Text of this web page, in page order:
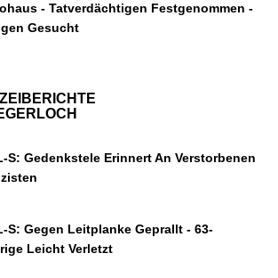
- Tatverdächtigen Festgenommen -
Gesucht
S: Gedenkstele Erinnert An Verstorbenen
S: Gegen Leitplanke Geprallt - 63-
Leicht Verletzt